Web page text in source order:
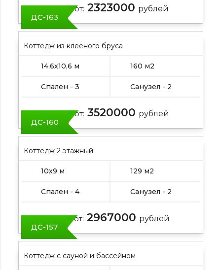
Цена от: 2323000 рублей
ДС-163
Коттедж из клееного бруса
14,6х10,6 м 160 м2
Спален - 3 Санузел - 2
Цена от: 3520000 рублей
ДС-160
Коттедж 2 этажный
10х9 м 129 м2
Спален - 4 Санузел - 2
Цена от: 2967000 рублей
ДС-157
Коттедж с сауной и бассейном